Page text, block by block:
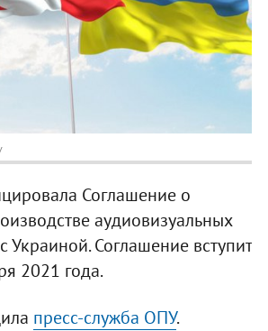
Соглашение о
аудиовизуальных
Украиной. Соглашение вступит
2021 года.
пресс-служба ОПУ.